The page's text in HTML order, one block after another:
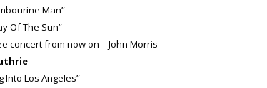
Man”
Of The Sun”
concert from now on – John Morris
Into Los Angeles”